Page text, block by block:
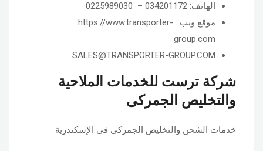
الهاتف: 034201172 – 0225989030
موقع ويب : https://www.transporter-
group.com
SALES@TRANSPORTER-GROUP.COM
شركة ترست للخدمات الملاحية
والتخليص الجمركى
خدمات الشحن والتخليص الجمركي في الإسكندرية